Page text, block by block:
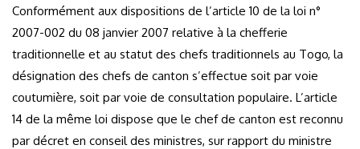
Conformément aux dispositions de l’article 10 de la loi n°
2007-002 du 08 janvier 2007 relative à la chefferie
traditionnelle et au statut des chefs traditionnels au Togo, la
désignation des chefs de canton s’effectue soit par voie
coutumière, soit par voie de consultation populaire. L’article
14 de la même loi dispose que le chef de canton est reconnu
par décret en conseil des ministres, sur rapport du ministre